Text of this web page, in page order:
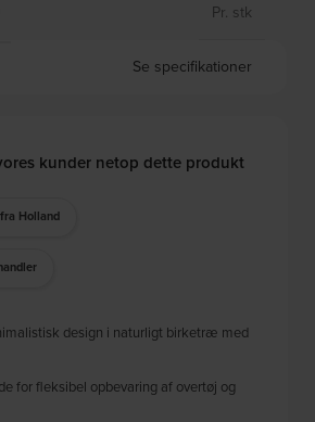
Pr. stk
Se specifikationer
kunder netop dette produkt
Holland
design i naturligt birketræ med
for fleksibel opbevaring af overtøj og